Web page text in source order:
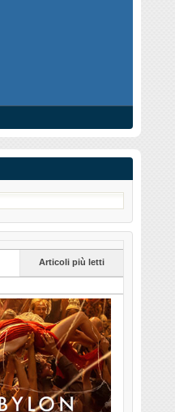
Articoli più letti